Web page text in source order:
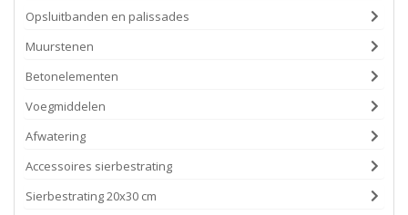
Opsluitbanden en palissades
Muurstenen
Betonelementen
Voegmiddelen
Afwatering
Accessoires sierbestrating
Sierbestrating 20x30 cm